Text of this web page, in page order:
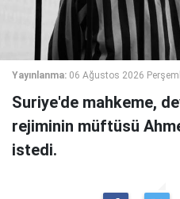
Yayınlanma: 06 Ağustos 2026
Suriye'de mahkeme,
rejiminin müftüsü
istedi.